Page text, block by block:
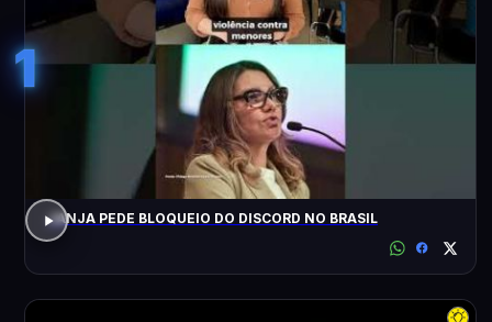
1
JANJA PEDE BLOQUEIO DO DISCORD NO BRASIL